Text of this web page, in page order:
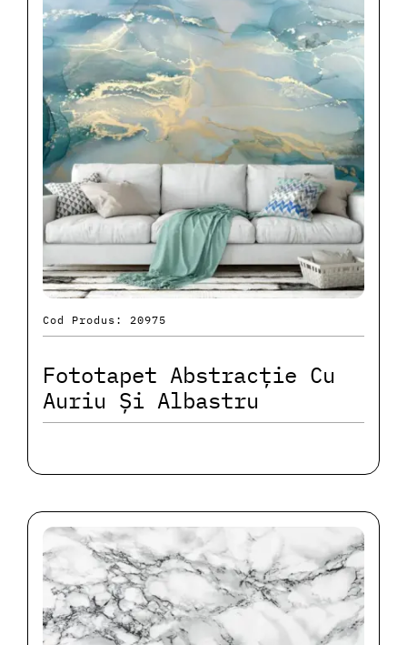
Cod Produs: 20975
Fototapet Abstracție Cu
Auriu Și Albastru